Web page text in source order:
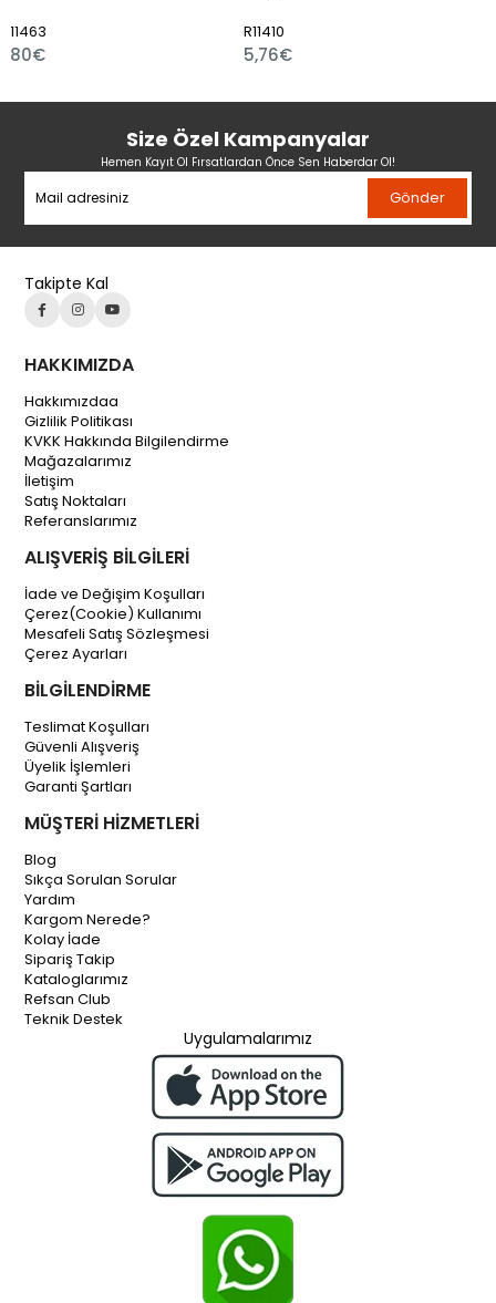
Size Özel Kampanyalar
Hemen Kayıt Ol Fırsatlardan Önce Sen Haberdar Ol!
Gönder
Takipte Kal
HAKKIMIZDA
Hakkımızdaa
Gizlilik Politikası
KVKK Hakkında Bilgilendirme
Mağazalarımız
İletişim
Satış Noktaları
Referanslarımız
ALIŞVERİŞ BİLGİLERİ
İade ve Değişim Koşulları
Çerez(Cookie) Kullanımı
Mesafeli Satış Sözleşmesi
Çerez Ayarları
BİLGİLENDİRME
Teslimat Koşulları
Güvenli Alışveriş
Üyelik İşlemleri
Garanti Şartları
MÜŞTERİ HİZMETLERİ
Blog
Sıkça Sorulan Sorular
Yardım
Kargom Nerede?
Kolay İade
Sipariş Takip
Kataloglarımız
Refsan Club
Teknik Destek
Uygulamalarımız